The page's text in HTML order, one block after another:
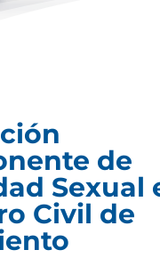
de
Sexual
Civil de